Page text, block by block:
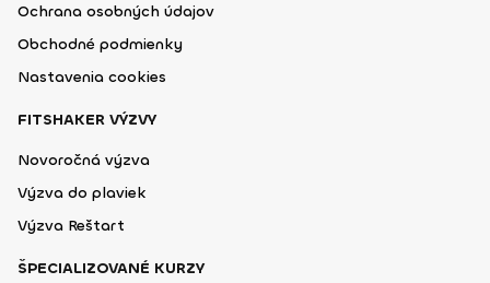
Ochrana osobných údajov
Obchodné podmienky
Nastavenia cookies
FITSHAKER VÝZVY
Novoročná výzva
Výzva do plaviek
Výzva Reštart
ŠPECIALIZOVANÉ KURZY